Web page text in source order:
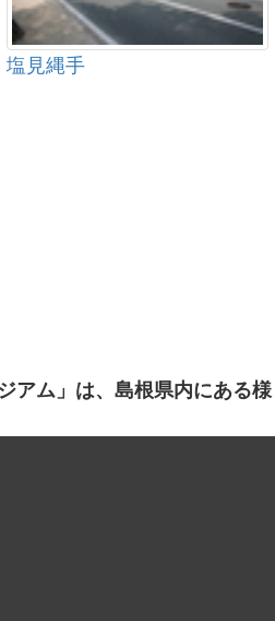
塩見縄手
アム」は、島根県内にある